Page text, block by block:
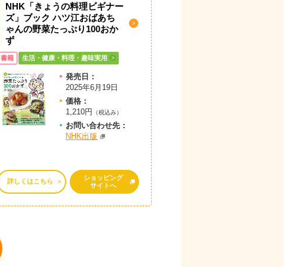
NHK「きょうの料理ビギナー
ズ」ブック ハツ江おばあち
ゃんの野菜たっぷり100おか
ず
書籍 生活・健康・料理・趣味実用
発売日：
2025年6月19日
価格：
1,210円
（税込み）
お問い合わせ先：
NHK出版
詳しくはこちら
ショッピング
サイトへ